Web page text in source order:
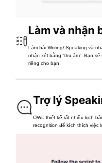
Làm và nhận
Làm bài Writing/ Speaking và
nhận xét bằng “thu âm”. Bạn
riêng cho bạn.
Trợ lý
OWL thiết kế rất nhiều kịch
recognition để kích thích việc